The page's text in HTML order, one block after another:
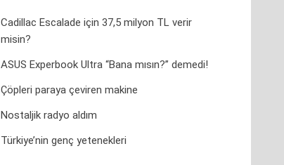
Cadillac Escalade için 37,5 milyon TL verir
misin?
ASUS Experbook Ultra “Bana mısın?” demedi!
Çöpleri paraya çeviren makine
Nostaljik radyo aldım
Türkiye’nin genç yetenekleri